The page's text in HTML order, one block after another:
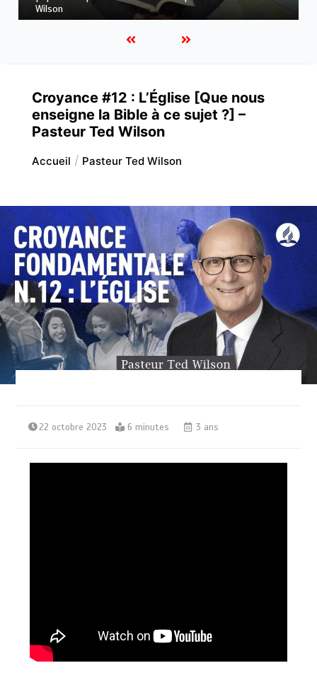
Wilson
Croyance #12 : L’Église [Que nous
enseigne la Bible à ce sujet ?] –
Pasteur Ted Wilson
Accueil Pasteur Ted Wilson
22 octobre 2023 6 minutes 3 ans